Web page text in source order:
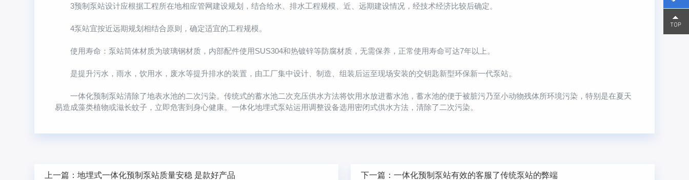
3预制泵站设计应根据工程所在地相应管网建设规划，结合给水、排水工程规模、近、远期建设情况，经技术经济比较后确定。
4泵站宜按近远期规划相结合原则，确定适宜的工程规模。
使用寿命：泵站筒体材质为玻璃钢材质，内部配件使用SUS304和热镀锌等防腐材质，无需保养，正常使用寿命可达7年以上。
是提升污水，雨水，饮用水，废水等提升排水的装置，由工厂集中设计、制造、组装后运至现场安装的交钥匙新型环保新一代泵站。
一体化预制泵站清除了地表水池的二次污染。传统式的蓄水池二次充压供水方法将饮用水放进蓄水池，蓄水池的便于被脏污乃至小动物残体所环境污染，特别是在夏天
易造成藻类植物或滋长蚊子，立即危害到身心健康。一体化地埋式泵站运用调整设备选用密闭式供水方法，清除了二次污染。
上一篇：地埋式一体化预制泵站质量安稳 是款好产品 下一篇：一体化预制泵站有效的客服了传统泵站的弊端